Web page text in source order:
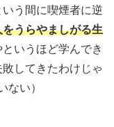
う間に喫煙者に逆
うらやましがる生
いうほど学んでき
してきたわけじゃ
ない）